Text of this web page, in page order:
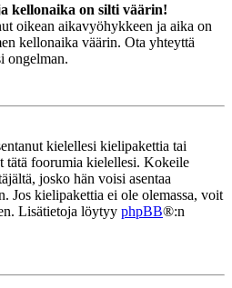
kellonaika on silti väärin!
oikean aikavyöhykkeen ja aika on
kellonaika väärin. Ota yhteyttä
ongelman.
kielellesi kielipakettia tai
tätä foorumia kielellesi. Kokeile
josko hän voisi asentaa
Jos kielipakettia ei ole olemassa, voit
Lisätietoja löytyy phpBB®:n